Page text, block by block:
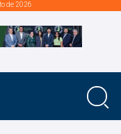
de 2026